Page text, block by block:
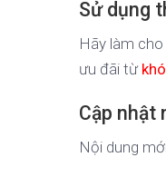
Sử dụng
Hãy làm
ưu đãi từ
Cập nhật
Nội dung